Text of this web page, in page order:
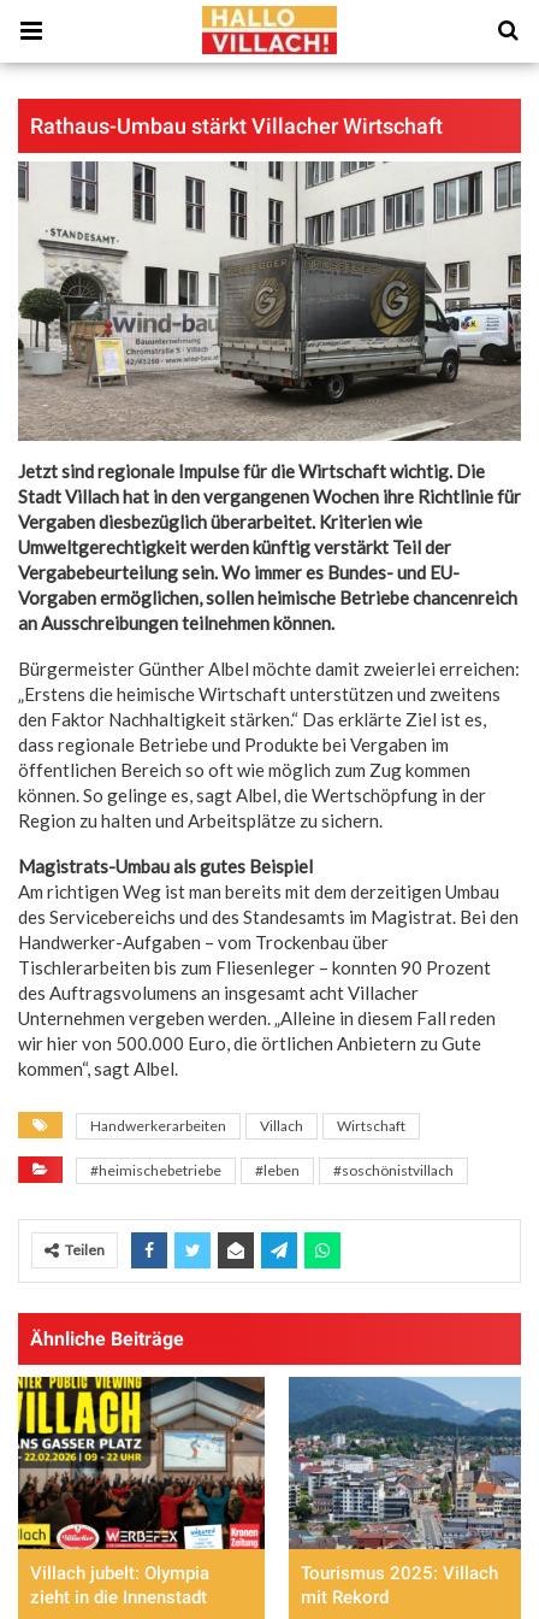
Rathaus-Umbau stärkt Villacher Wirtschaft
Jetzt sind regionale Impulse für die Wirtschaft wichtig. Die
Stadt Villach hat in den vergangenen Wochen ihre Richtlinie für
Vergaben diesbezüglich überarbeitet. Kriterien wie
Umweltgerechtigkeit werden künftig verstärkt Teil der
Vergabebeurteilung sein. Wo immer es Bundes- und EU-
Vorgaben ermöglichen, sollen heimische Betriebe chancenreich
an Ausschreibungen teilnehmen können.
Bürgermeister Günther Albel möchte damit zweierlei erreichen:
„Erstens die heimische Wirtschaft unterstützen und zweitens
den Faktor Nachhaltigkeit stärken.“ Das erklärte Ziel ist es,
dass regionale Betriebe und Produkte bei Vergaben im
öffentlichen Bereich so oft wie möglich zum Zug kommen
können. So gelinge es, sagt Albel, die Wertschöpfung in der
Region zu halten und Arbeitsplätze zu sichern.
Magistrats-Umbau als gutes Beispiel
Am richtigen Weg ist man bereits mit dem derzeitigen Umbau
des Servicebereichs und des Standesamts im Magistrat. Bei den
Handwerker-Aufgaben – vom Trockenbau über
Tischlerarbeiten bis zum Fliesenleger – konnten 90 Prozent
des Auftragsvolumens an insgesamt acht Villacher
Unternehmen vergeben werden. „Alleine in diesem Fall reden
wir hier von 500.000 Euro, die örtlichen Anbietern zu Gute
kommen“, sagt Albel.
Handwerkerarbeiten Villach Wirtschaft
#heimischebetriebe #leben #soschönistvillach
Teilen
Ähnliche Beiträge
Villach jubelt: Olympia
zieht in die Innenstadt
Tourismus 2025: Villach
mit Rekord